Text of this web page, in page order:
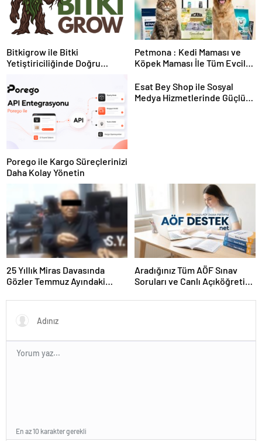
Bitkigrow ile Bitki
Yetiştiriciliğinde Doğru
Petmona : Kedi Maması ve
Köpek Maması İle Tüm Evcil
Porego ile Kargo Süreçlerinizi
Daha Kolay Yönetin
Esat Bey Shop ile Sosyal
Medya Hizmetlerinde Güçlü
25 Yıllık Miras Davasında
Gözler Temmuz Ayındaki
Aradığınız Tüm AÖF Sınav
Soruları ve Canlı Açıköğretim
En az 10 karakter gerekli